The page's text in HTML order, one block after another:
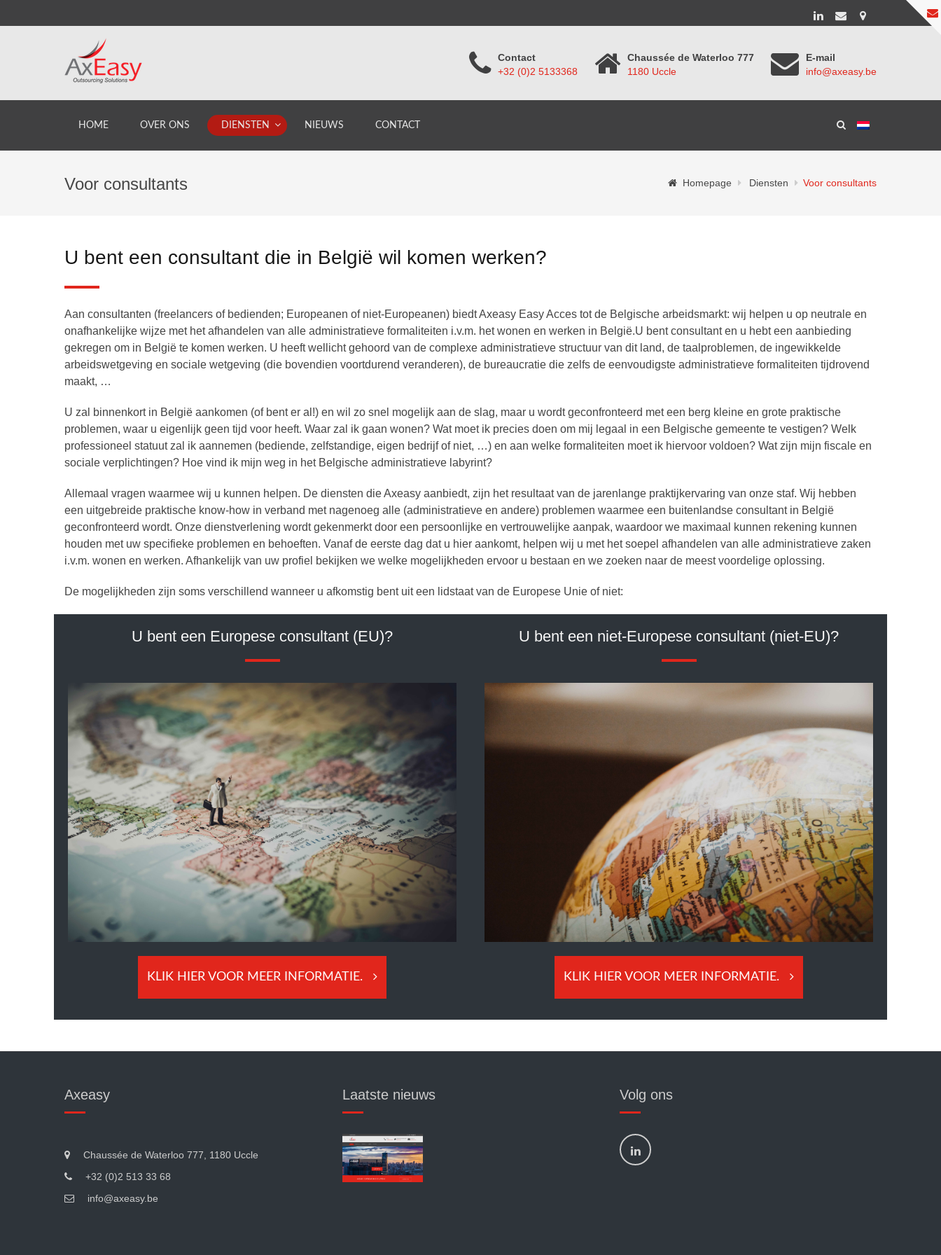
Contact
+32 (0)2 5133368
Chaussée de Waterloo 777
1180 Uccle
E-mail
info@axeasy.be
HOME OVER ONS DIENSTEN NIEUWS CONTACT
Voor consultants Homepage Diensten Voor consultants
U bent een consultant die in België wil komen werken?
Aan consultanten (freelancers of bedienden; Europeanen of niet-Europeanen) biedt Axeasy Easy Acces tot de Belgische arbeidsmarkt: wij helpen u op neutrale en
onafhankelijke wijze met het afhandelen van alle administratieve formaliteiten i.v.m. het wonen en werken in België.U bent consultant en u hebt een aanbieding
gekregen om in België te komen werken. U heeft wellicht gehoord van de complexe administratieve structuur van dit land, de taalproblemen, de ingewikkelde
arbeidswetgeving en sociale wetgeving (die bovendien voortdurend veranderen), de bureaucratie die zelfs de eenvoudigste administratieve formaliteiten tijdrovend
maakt, …
U zal binnenkort in België aankomen (of bent er al!) en wil zo snel mogelijk aan de slag, maar u wordt geconfronteerd met een berg kleine en grote praktische
problemen, waar u eigenlijk geen tijd voor heeft. Waar zal ik gaan wonen? Wat moet ik precies doen om mij legaal in een Belgische gemeente te vestigen? Welk
professioneel statuut zal ik aannemen (bediende, zelfstandige, eigen bedrijf of niet, …) en aan welke formaliteiten moet ik hiervoor voldoen? Wat zijn mijn fiscale en
sociale verplichtingen? Hoe vind ik mijn weg in het Belgische administratieve labyrint?
Allemaal vragen waarmee wij u kunnen helpen. De diensten die Axeasy aanbiedt, zijn het resultaat van de jarenlange praktijkervaring van onze staf. Wij hebben
een uitgebreide praktische know-how in verband met nagenoeg alle (administratieve en andere) problemen waarmee een buitenlandse consultant in België
geconfronteerd wordt. Onze dienstverlening wordt gekenmerkt door een persoonlijke en vertrouwelijke aanpak, waardoor we maximaal kunnen rekening kunnen
houden met uw specifieke problemen en behoeften. Vanaf de eerste dag dat u hier aankomt, helpen wij u met het soepel afhandelen van alle administratieve zaken
i.v.m. wonen en werken. Afhankelijk van uw profiel bekijken we welke mogelijkheden ervoor u bestaan en we zoeken naar de meest voordelige oplossing.
De mogelijkheden zijn soms verschillend wanneer u afkomstig bent uit een lidstaat van de Europese Unie of niet:
U bent een Europese consultant (EU)?
KLIK HIER VOOR MEER INFORMATIE.
U bent een niet-Europese consultant (niet-EU)?
KLIK HIER VOOR MEER INFORMATIE.
Axeasy
Chaussée de Waterloo 777, 1180 Uccle
+32 (0)2 513 33 68
info@axeasy.be
Laatste nieuws Volg ons